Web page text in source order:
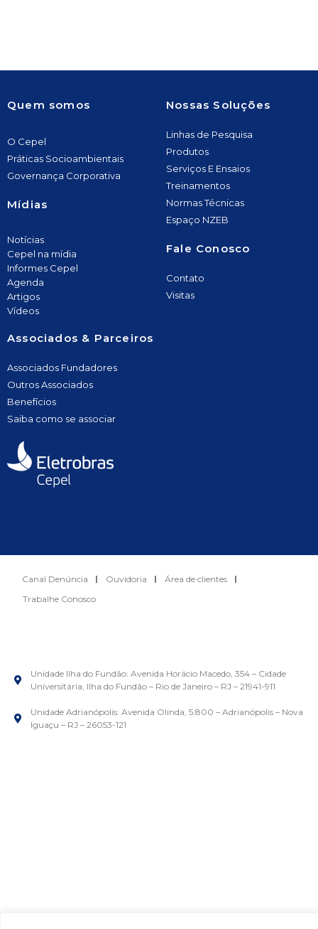
Quem somos
O Cepel
Práticas Socioambientais
Governança Corporativa
Mídias
Notícias
Cepel na mídia
Informes Cepel
Agenda
Artigos
Vídeos
Nossas Soluções
Linhas de Pesquisa
Produtos
Serviços E Ensaios
Treinamentos
Normas Técnicas
Espaço NZEB
Fale Conosco
Contato
Visitas
Associados & Parceiros
Associados Fundadores
Outros Associados
Benefícios
Saiba como se associar
Canal Denúncia Ouvidoria
Área de clientes
Trabalhe Conosco
Unidade Ilha do Fundão: Avenida Horácio Macedo, 354 – Cidade
Universitária, Ilha do Fundão – Rio de Janeiro – RJ – 21941-911
Unidade Adrianópolis: Avenida Olinda, 5.800 – Adrianópolis – Nova
Iguaçu – RJ – 26053-121